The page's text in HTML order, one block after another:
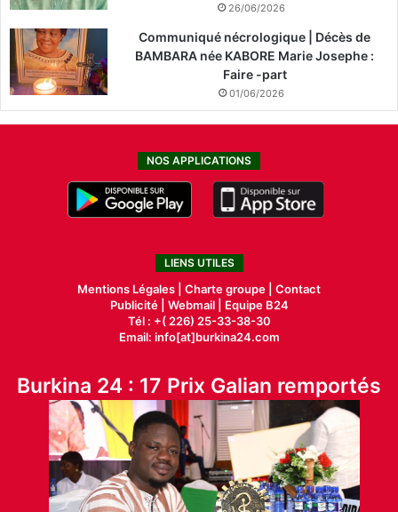
26/06/2026
Communiqué nécrologique | Décès de
BAMBARA née KABORE Marie Josephe :
Faire -part
01/06/2026
NOS APPLICATIONS
LIENS UTILES
Mentions Légales | Charte groupe | Contact
Publicité| Webmail |
Equipe B24
Tél : +( 226) 25-33-38-30
Email: info[at]burkina24.com
Burkina 24 : 17 Prix Galian remportés